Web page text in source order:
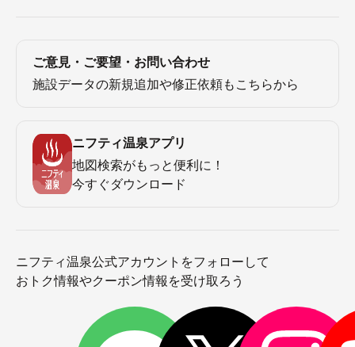
ご意見・ご要望・お問い合わせ
施設データの新規追加や修正依頼もこちらから
ニフティ温泉アプリ
地図検索がもっと便利に！
今すぐダウンロード
ニフティ温泉公式アカウントをフォローして
おトク情報やクーポン情報を受け取ろう